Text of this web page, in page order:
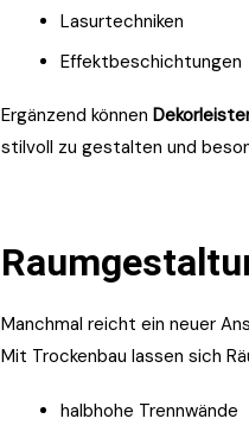
Lasurtechniken
Effektbeschichtungen
Ergänzend können
stilvoll zu gestalten und
Manchmal reicht ein neuer
Mit Trockenbau lassen sich
halbhohe Trennwände